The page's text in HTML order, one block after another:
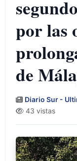
por las
de
Diario Sur -
43 vistas